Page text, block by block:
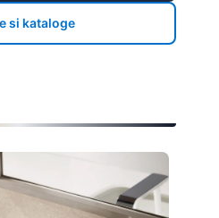
si kataloge